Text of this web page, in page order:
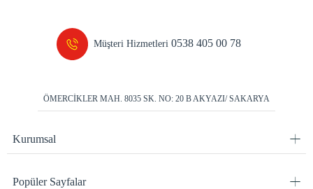
Müşteri Hizmetleri0538 405 00 78
ÖMERCİKLER MAH. 8035 SK. NO: 20 B AKYAZI/ SAKARYA
Kurumsal
Popüler Sayfalar